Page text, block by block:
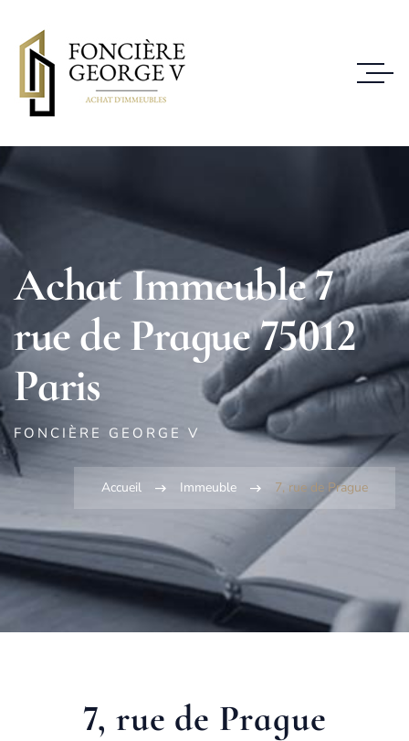
Achat Immeuble 7
rue de Prague 75012
Paris
FONCIÈRE GEORGE V
Accueil Immeuble 7, rue de Prague
7, rue de Prague